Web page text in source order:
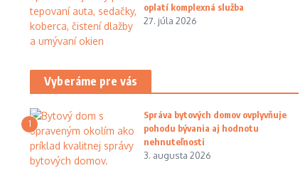
oplatí komplexná služba
27. júla 2026
Vyberáme pre vás
1
Správa bytových domov ovplyvňuje
pohodu bývania aj hodnotu
nehnuteľnosti
3. augusta 2026